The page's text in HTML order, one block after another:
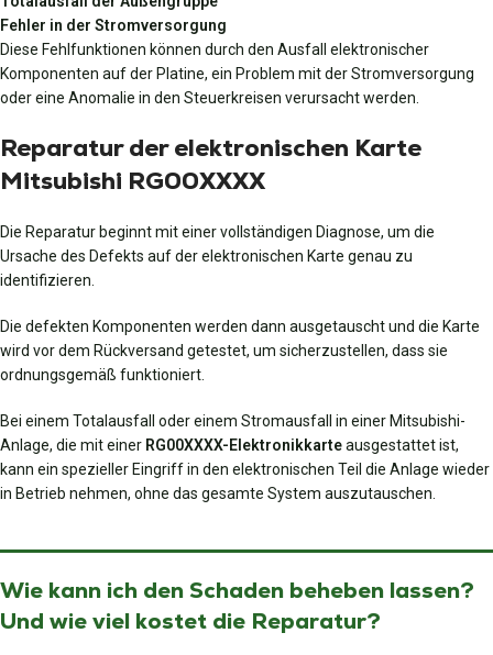
Fehler in der Stromversorgung
Diese Fehlfunktionen können durch den Ausfall elektronischer
Komponenten auf der Platine, ein Problem mit der Stromversorgung
oder eine Anomalie in den Steuerkreisen verursacht werden.
Reparatur der elektronischen Karte
Mitsubishi RG00XXXX
Die Reparatur beginnt mit einer vollständigen Diagnose, um die
Ursache des Defekts auf der elektronischen Karte genau zu
identifizieren.
Die defekten Komponenten werden dann ausgetauscht und die Karte
wird vor dem Rückversand getestet, um sicherzustellen, dass sie
ordnungsgemäß funktioniert.
Bei einem Totalausfall oder einem Stromausfall in einer Mitsubishi-
Anlage, die mit einer RG00XXXX-Elektronikkarteausgestattet ist,
kann ein spezieller Eingriff in den elektronischen Teil die Anlage wieder
in Betrieb nehmen, ohne das gesamte System auszutauschen.
Wie kann ich den Schaden beheben lassen?
Und wie viel kostet die Reparatur?